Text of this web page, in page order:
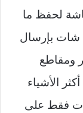
لحفظ ما
شات بإرسال
ومقاطع
الأشياء
فقط على